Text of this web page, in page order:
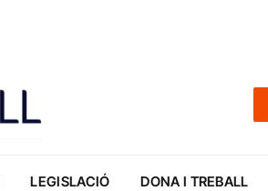
LEGISLACIÓ DONA I TREBALL